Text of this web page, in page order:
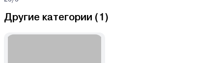
Другие категории (1 )